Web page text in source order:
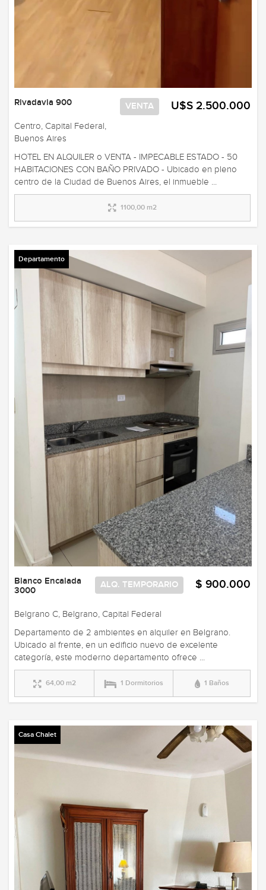
U$S 2.500.000
VENTA
Rivadavia 900
Centro, Capital Federal,
Buenos Aires
HOTEL EN ALQUILER o VENTA - IMPECABLE ESTADO - 50
HABITACIONES CON BAÑO PRIVADO - Ubicado en pleno
centro de la Ciudad de Buenos Aires, el inmueble ...
1100,00 m2
Departamento
$ 900.000
ALQ. TEMPORARIO
Blanco Encalada
3000
Belgrano C, Belgrano, Capital Federal
Departamento de 2 ambientes en alquiler en Belgrano.
Ubicado al frente, en un edificio nuevo de excelente
categoría, este moderno departamento ofrece ...
64,00 m2 1 Dormitorios 1 Baños
Casa Chalet